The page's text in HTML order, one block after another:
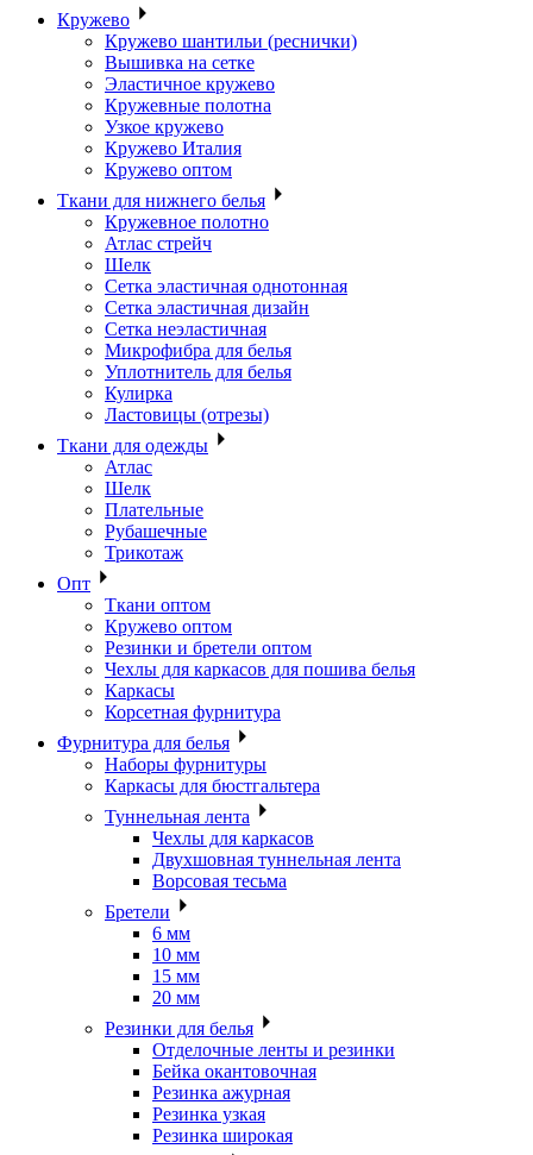
Кружево
Кружево шантильи (реснички)
Вышивка на сетке
Эластичное кружево
Кружевные полотна
Узкое кружево
Кружево Италия
Кружево оптом
Ткани для нижнего белья
Кружевное полотно
Атлас стрейч
Шелк
Сетка эластичная однотонная
Сетка эластичная дизайн
Сетка неэластичная
Микрофибра для белья
Уплотнитель для белья
Кулирка
Ластовицы (отрезы)
Ткани для одежды
Атлас
Шелк
Плательные
Рубашечные
Трикотаж
Опт
Ткани оптом
Кружево оптом
Резинки и бретели оптом
Чехлы для каркасов для пошива белья
Каркасы
Корсетная фурнитура
Фурнитура для белья
Наборы фурнитуры
Каркасы для бюстгальтера
Туннельная лента
Чехлы для каркасов
Двухшовная туннельная лента
Ворсовая тесьма
Бретели
6 мм
10 мм
15 мм
20 мм
Резинки для белья
Отделочные ленты и резинки
Бейка окантовочная
Резинка ажурная
Резинка узкая
Резинка широкая